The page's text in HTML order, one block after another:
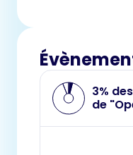
3%
de